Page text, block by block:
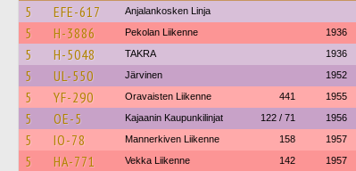
5 EFE-617 Anjalankosken Linja
5 H-3886 Pekolan Liikenne 1936
5 H-5048 TAKRA 1936
5 UL-550 Järvinen 1952
5 YF-290 Oravaisten Liikenne 441 1955
5 OE-5 Kajaanin Kaupunkilinjat 122 / 71 1956
5 IO-78 Mannerkiven Liikenne 158 1957
5 HA-771 Vekka Liikenne 142 1957